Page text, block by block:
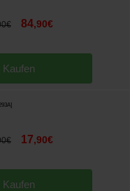
€ 84,90€
Kaufen
]
€ 17,90€
Kaufen